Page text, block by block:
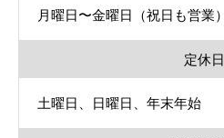
月曜日〜金曜日（祝日も営業）
定休日
土曜日、日曜日、年末年始